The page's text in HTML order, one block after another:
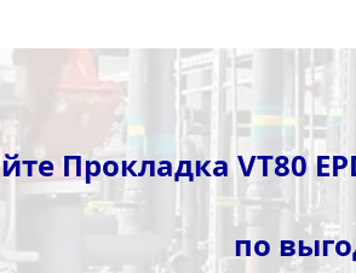
Прокладка VT80
по